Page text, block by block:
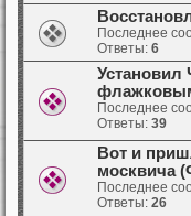
Последнее
Ответы: 6
Установил
Последнее
Ответы: 39
Вот и
москвича
Последнее
Ответы: 26